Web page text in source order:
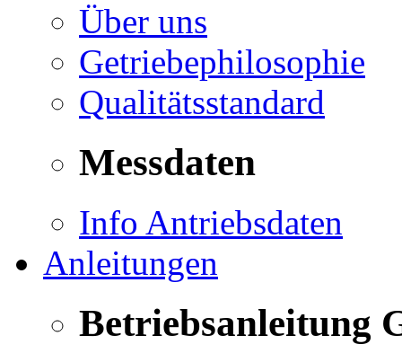
Über uns
Getriebephilosophie
Qualitätsstandard
Messdaten
Info Antriebsdaten
Anleitungen
Betriebsanleitung